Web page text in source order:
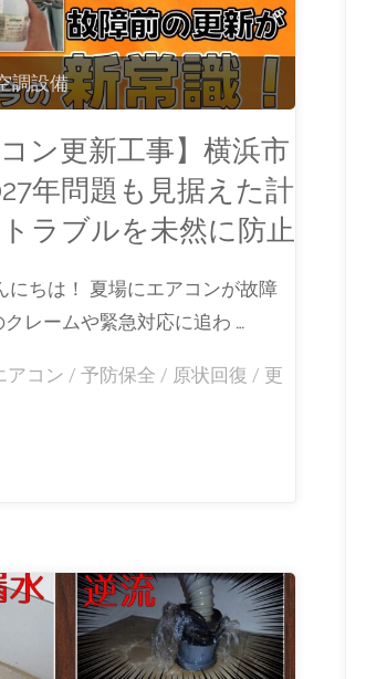
調設備
ン更新工事】横浜市
年問題も見据えた計
ラブルを未然に防止
にちは！ 夏場にエアコンが故障
レームや緊急対応に追わ …
アコン / 予防保全 / 原状回復 / 更